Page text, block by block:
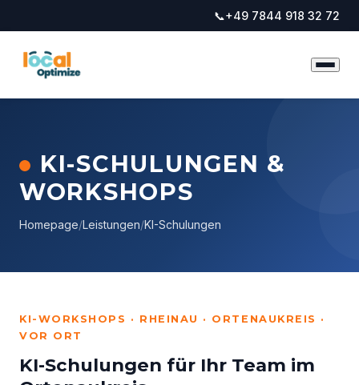
📞+49 7844 918 32 72
KI-SCHULUNGEN &
WORKSHOPS
Homepage/Leistungen/KI-Schulungen
KI-WORKSHOPS · RHEINAU · ORTENAUKREIS ·
VOR ORT
KI-Schulungen für Ihr Team im